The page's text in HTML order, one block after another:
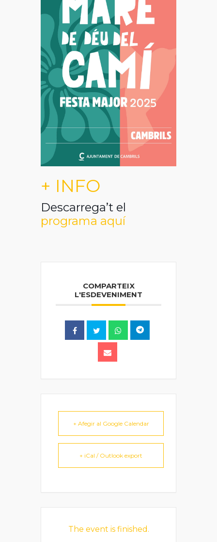
+ INFO
Descarrega’t el
programa aquí
COMPARTEIX
L'ESDEVENIMENT
+ Afegir al Google Calendar
+ iCal / Outlook export
The event is finished.